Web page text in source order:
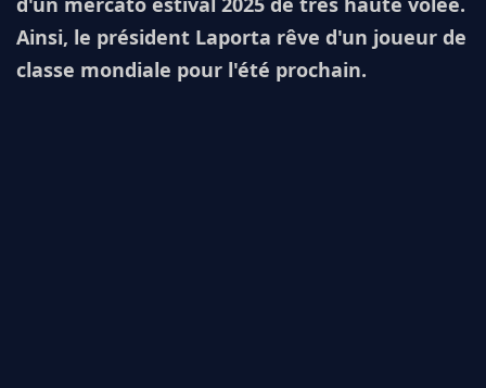
Ainsi, le président Laporta rêve d'un joueur de
classe mondiale pour l'été prochain.